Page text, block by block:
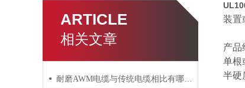
ARTICLE
相关文章
耐磨AWM电缆与传统电缆相比有哪些优势？
装置
产品
单根
半硬